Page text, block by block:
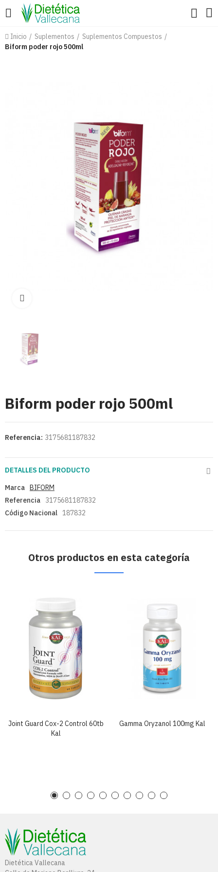
Inicio Suplementos
Suplementos Compuestos
Biform poder rojo 500ml
Biform poder rojo 500ml
Referencia: 3175681187832
DETALLES DEL PRODUCTO
Marca BIFORM
Referencia
3175681187832
Código Nacional 187832
Otros productos en esta categoría
Joint Guard Cox-2 Control 60tb
Kal
Gamma Oryzanol 100mg Kal
Dietética Vallecana